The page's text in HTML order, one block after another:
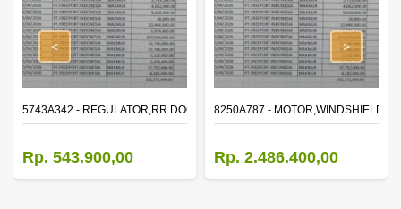
WINDOW,LH
5743A342 - REGULATOR,RR DOOR WINDOW,RH
Rp. 543.900,00
8250A787 - MOTOR,WINDSHIELD
Rp. 2.486.400,00
< >